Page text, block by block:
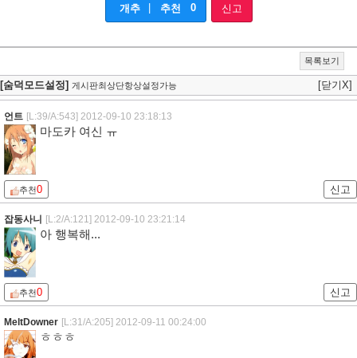
개추 추천 0 신고
목록보기
[숨덕모드설정] 게시판최상단항상설정가능 [닫기X]
언트 [L:39/A:543] 2012-09-10 23:18:13
마도카 여신 ㅠ
추천0 신고
잡동사니 [L:2/A:121] 2012-09-10 23:21:14
아 행복해...
추천0 신고
MeltDowner [L:31/A:205] 2012-09-11 00:24:00
ㅎㅎㅎ